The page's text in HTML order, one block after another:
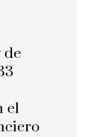
de
el